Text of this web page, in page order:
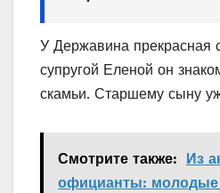
У Державина прекрасная
супругой Еленой он
скамьи. Старшему сыну
Смотрите также:
Из
официанты: молодые